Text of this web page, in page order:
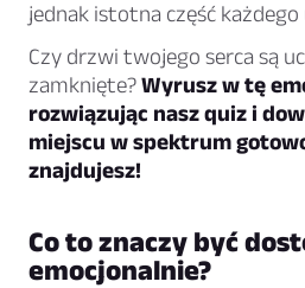
jednak istotna część
Czy drzwi twojego serca są
zamknięte?Wyrusz w tę
rozwiązując nasz quiz i
miejscu w spektrum
znajdujesz!
Co to znaczy być
emocjonalnie?